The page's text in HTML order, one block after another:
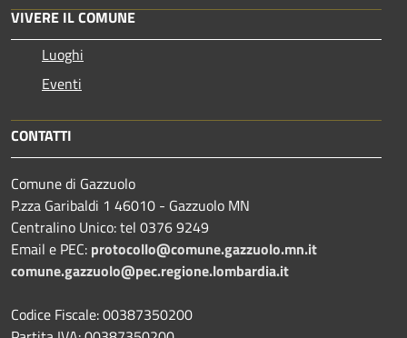
VIVERE IL COMUNE
Luoghi
Eventi
CONTATTI
Comune di Gazzuolo
P.zza Garibaldi 1 46010 - Gazzuolo MN
Centralino Unico: tel 0376 9249
Email e PEC: protocollo@comune.gazzuolo.mn.it
comune.gazzuolo@pec.regione.lombardia.it
Codice Fiscale: 00387350200